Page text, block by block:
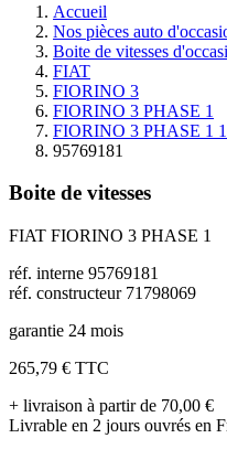
Accueil
Nos pièces auto
Boite de vitesses
FIAT
FIORINO 3
FIORINO 3 PHASE 1
FIORINO 3 PHASE 1
95769181
Boite de vitesses
FIAT FIORINO 3 PHASE 1
réf. interne 95769181
réf. constructeur 71798069
garantie 24 mois
265,79 € TTC
+ livraison à partir de 70,00 €
Livrable en 2 jours ouvrés en